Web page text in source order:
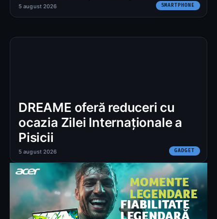
SMARTPHONE
5 august 2026
DREAME oferă reduceri cu
ocazia Zilei Internaționale a
Pisicii
GADGET
5 august 2026